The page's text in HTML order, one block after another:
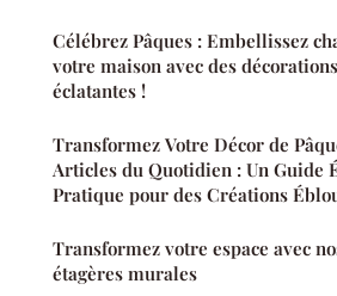
Célébrez Pâques : Embellissez
votre maison avec des
éclatantes !
Transformez Votre Décor de
Articles du Quotidien : Un Guide
Pratique pour des Créations
Transformez votre espace avec
étagères murales